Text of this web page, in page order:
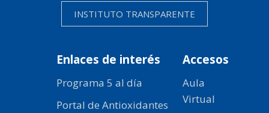
INSTITUTO TRANSPARENTE
Enlaces de interés
Programa 5 al día
Portal de Antioxidantes
Accesos
Aula
Virtual